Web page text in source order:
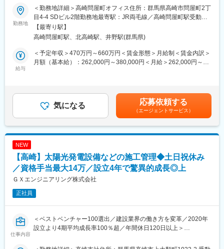
■求人の特徴：
・高い開発力と豊富な商品ラインナップを持つパナソニックのブ
ランドを背負い、顧客の課題解決をミッションに、顧客満足度を
追求できる業務です。
働き方改革の文脈で、勤怠管理を徹底(残業時間が30hを超えない
よう、事務所の入退室時間をシステムと同期）しており、充実し
た就業環境が実現できます。
パナソニックGでのtoBの価値発揮を担う企業です。業務用冷蔵庫
や商業施設の空調機器、太陽光発電システムまで多岐渡る商材を
で一貫して行い、得られたデータをシステムに還元する事で、顧
に応えられる為、顧客からの信頼も厚く継続的に繋がる事で、安
定した経営を保っています。
■募集背景：
業界を牽引するリーディングカンパニーとして更なる事業拡大に
向け、共に働く仲間を募集します！
■業務概要：
自社開発ソフトまたは受託開発案件の上流工程を担当いただきま
す。
▽パッケージソフトやクラウドサービスの開発プロジェクトのSE
・社内、社外のユーザとヒアリングをして要件定義を行う
・大手空調機器メーカー、大手ゼネコン・設計会社等への提案、
要件定義を行う
■使用言語・開発環境・使用ツール
使用言語：PHP、C#（ASP.NET）、JavaScript、TypeScript、
VB.NET
開発環境：Windows、Linux、AWS、Visual Studio、Visual
■魅力
BIMソリューション事業本部 アドバンスド開発統括部：33名
勤務地
＜勤務地詳細＞高崎問屋町オフィス住所：群馬県高崎市問屋町2丁
目4-4 SDビル2階勤務地最寄駅：JR両毛線／高崎問屋町駅受動喫
煙対策：敷地内全面禁煙変更の範囲：会社の定める事業所
【最寄り駅】
高崎問屋町駅、北高崎駅、井野駅(群馬県)
給与
＜予定年収＞470万円～660万円＜賃金形態＞月給制＜賃金内訳＞
月額（基本給）：262,000円～380,000円＜月給＞262,000円～
ます。■賞与実績：年2回 ■人事評価制度：年2回賃金はあくまでも
目安の金額であり、選考を通じて上下する可能性があります。月
給(月額)は固定手当を含めた表記です。
気になる 応募依頼する
（エージェントサービス）
NEW
【高崎】太陽光発電設備などの施工管理◆土日祝休み
／資格手当最大14万／設立4年で驚異的成長◎上
ＧＸエンジニアリング株式会社
正社員
仕事内容
＜ベストベンチャー100選出／建設業界の働き方を変革／2020年
設立より4期平均成長率100％超／年間休日120日以上＞
中心に、太陽光発電設備を含む再エネインフラの＜設計・調達・